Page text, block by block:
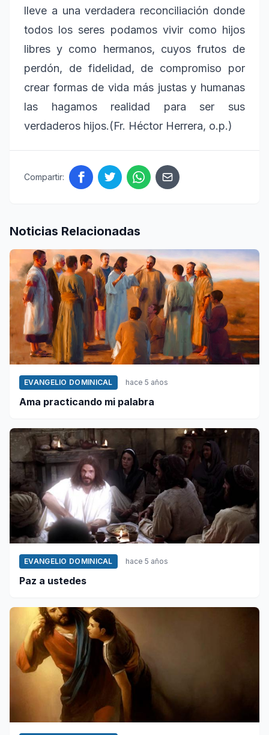
lleve a una verdadera reconciliación donde
todos los seres podamos vivir como hijos
libres y como hermanos, cuyos frutos de
perdón, de fidelidad, de compromiso por
crear formas de vida más justas y humanas
las hagamos realidad para ser sus
verdaderos hijos.(Fr. Héctor Herrera, o.p.)
Compartir:
Noticias Relacionadas
EVANGELIO DOMINICAL hace 5 años
Ama practicando mi palabra
EVANGELIO DOMINICAL hace 5 años
Paz a ustedes